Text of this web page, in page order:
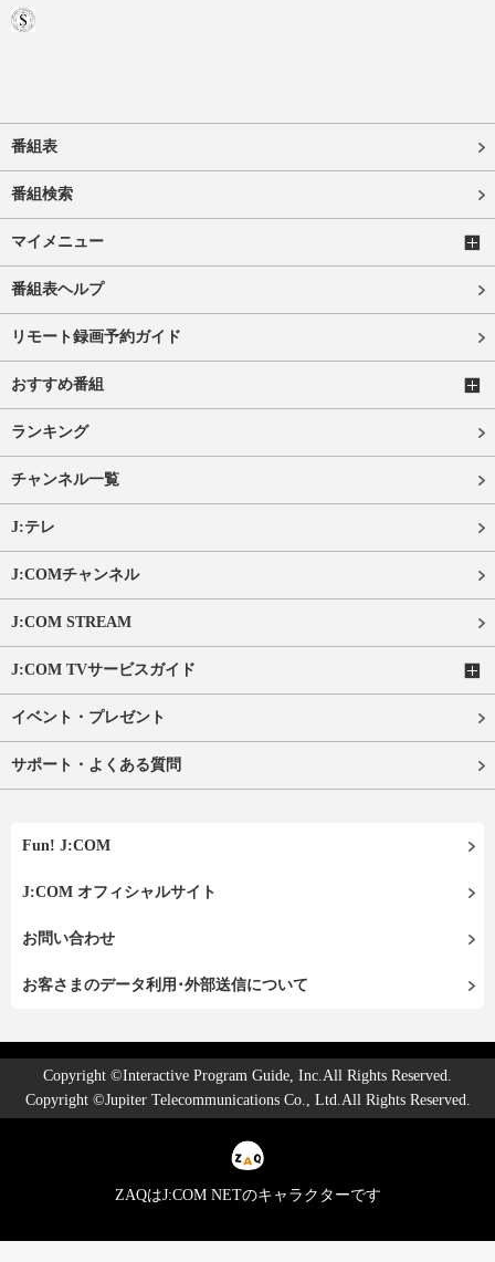
番組表
番組検索
マイメニュー
番組表ヘルプ
リモート録画予約ガイド
おすすめ番組
ランキング
チャンネル一覧
J:テレ
J:COMチャンネル
J:COM STREAM
J:COM TVサービスガイド
イベント・プレゼント
サポート・よくある質問
Fun! J:COM
J:COM オフィシャルサイト
お問い合わせ
お客さまのデータ利用･外部送信について
Copyright ©Interactive Program Guide, Inc.All Rights Reserved.
Copyright ©Jupiter Telecommunications Co., Ltd.All Rights Reserved.
ZAQはJ:COM NETのキャラクターです